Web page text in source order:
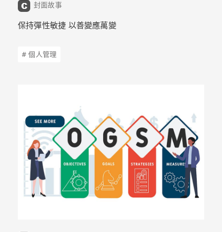
封面故事
保持彈性敏捷 以善變應萬變
# 個人管理